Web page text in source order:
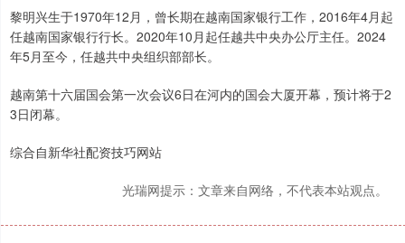
黎明兴生于1970年12月，曾长期在越南国家银行工作，2016年4月起
任越南国家银行行长。2020年10月起任越共中央办公厅主任。2024
年5月至今，任越共中央组织部部长。
越南第十六届国会第一次会议6日在河内的国会大厦开幕，预计将于2
3日闭幕。
综合自新华社配资技巧网站
光瑞网提示：文章来自网络，不代表本站观点。